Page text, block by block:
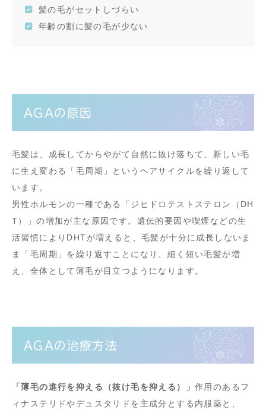
髪の毛がセットしづらい
年齢の割に髪の毛が少ない
AGAの原因
毛髪は、成長してからやがて自然に抜け落ちて、新しい毛
に生え変わる「毛周期」というヘアサイクルを繰り返して
います。
男性ホルモンの一種である「ジヒドロテストステロン（DH
T）」の増加が主な原因です。遺伝的要因や喫煙などの生
活習慣によりDHTが増えると、毛髪が十分に成長しないま
ま「毛周期」を繰り返すことになり、細く短い毛髪が増
え、全体として薄毛が目立つようになります。
AGAの治療方法
「薄毛の進行を抑える（抜け毛を抑える）」 作用のあるフ
ィナステリドやデュスタリドを主成分とする内服薬と、